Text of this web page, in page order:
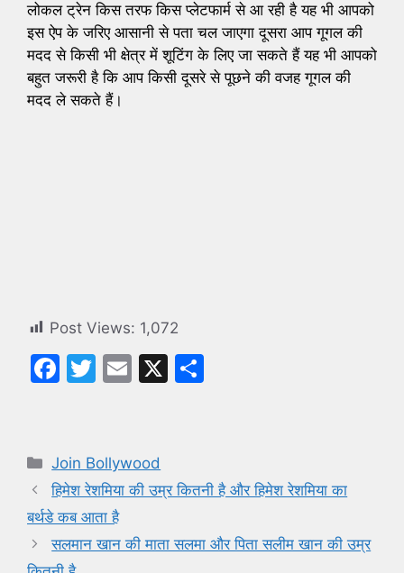
लोकल ट्रेन किस तरफ किस प्लेटफार्म से आ रही है यह भी आपको
इस ऐप के जरिए आसानी से पता चल जाएगा दूसरा आप गूगल की
मदद से किसी भी क्षेत्र में शूटिंग के लिए जा सकते हैं यह भी आपको
बहुत जरूरी है कि आप किसी दूसरे से पूछने की वजह गूगल की
मदद ले सकते हैं।
Post Views: 1,072
F
e
b
o
o
T
er
E
l
X
Categories
Join Bollywood
हिमेश रेशमिया की उम्र कितनी है और हिमेश रेशमिया का
बर्थडे कब आता है
सलमान खान की माता सलमा और पिता सलीम खान की उम्र